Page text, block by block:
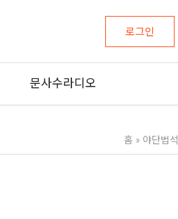
로그인
문사수라디오
홈 » 야단법석